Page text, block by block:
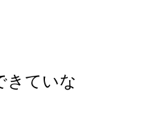
きていな